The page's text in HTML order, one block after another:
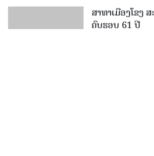
ສາທາເມືອງໂຂງ
ຄົບຮອບ 61 ປີ